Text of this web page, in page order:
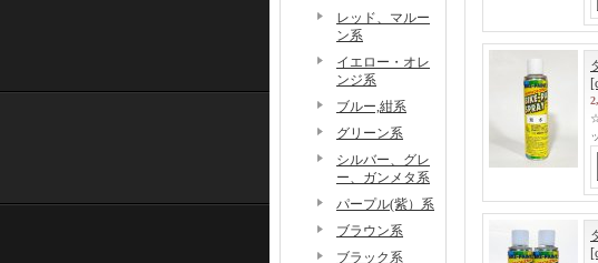
レッド、マルー
ン系
イエロー・オレ
ンジ系
ブルー,紺系
グリーン系
シルバー、グレ
ー、ガンメタ系
パープル(紫）系
ブラウン系
ブラック系